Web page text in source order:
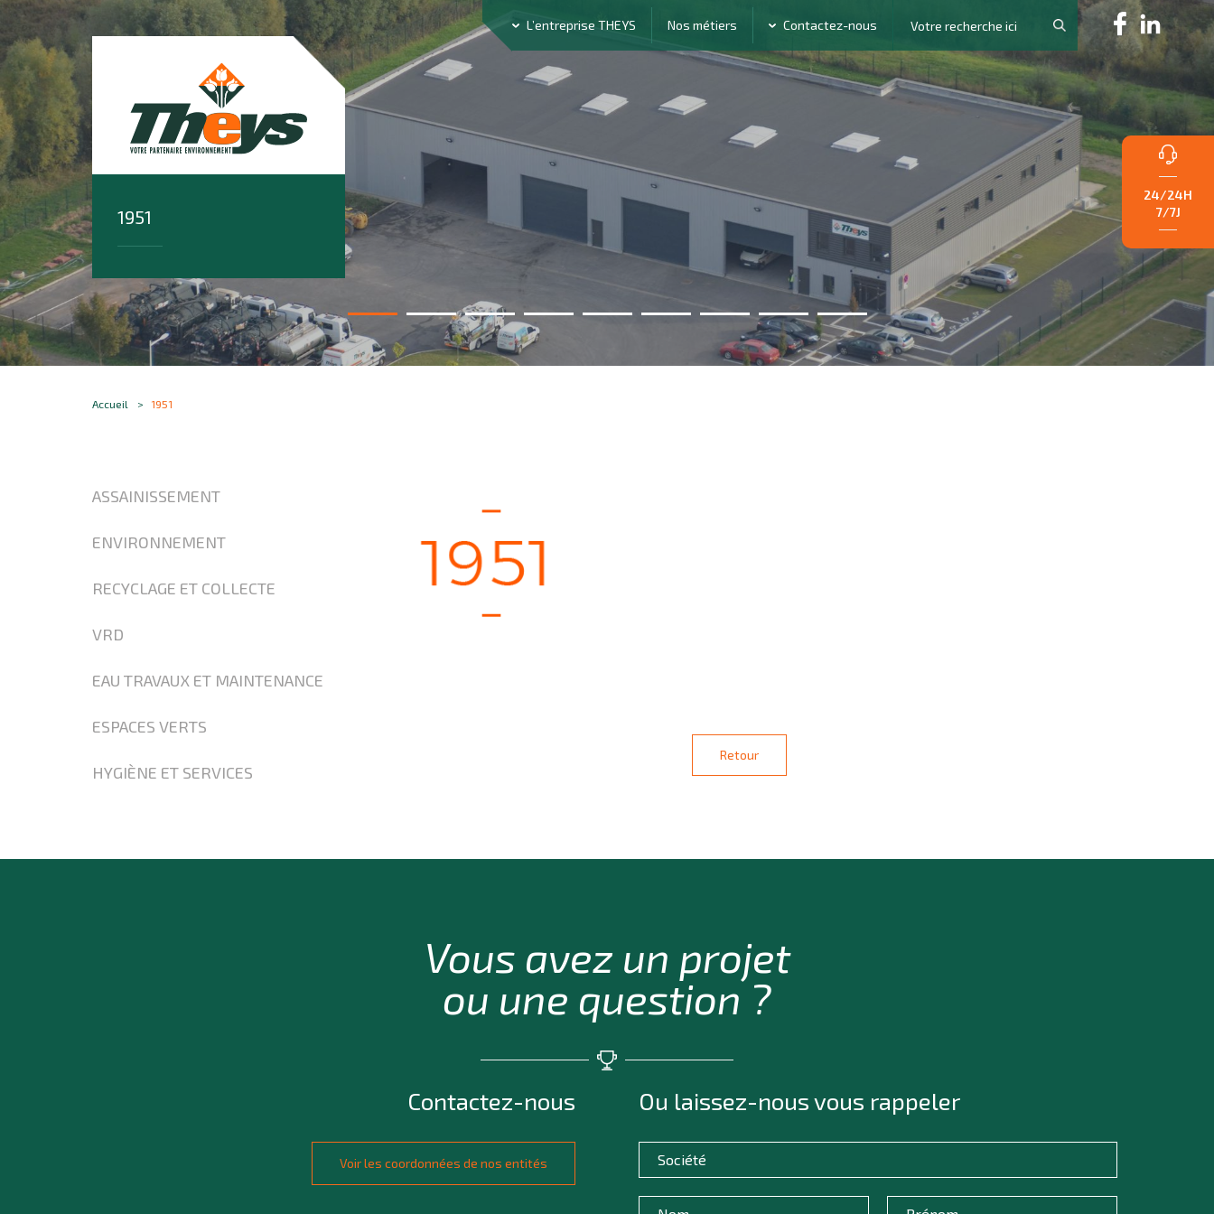
L’entreprise THEYS Nos métiers Contactez-nous
24/24H
7/7J
1951
Accueil 1951
ASSAINISSEMENT
ENVIRONNEMENT
RECYCLAGE ET COLLECTE
VRD
EAU TRAVAUX ET MAINTENANCE
ESPACES VERTS
HYGIÈNE ET SERVICES
Retour
Vous avez un projet
ou une question ?
Contactez-nous
Voir les coordonnées de nos entités
Ou laissez-nous vous rappeler